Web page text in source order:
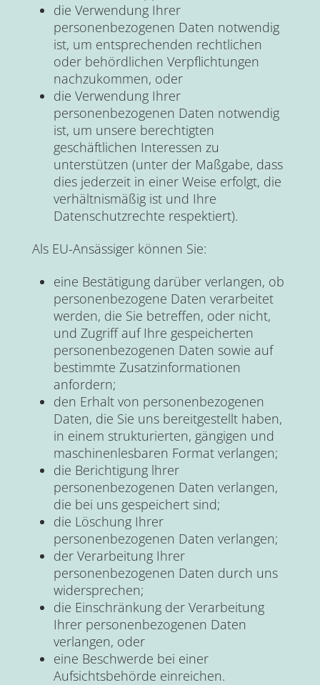
die Verwendung Ihrer
personenbezogenen Daten notwendig
ist, um entsprechenden rechtlichen
oder behördlichen Verpflichtungen
nachzukommen, oder
die Verwendung Ihrer
personenbezogenen Daten notwendig
ist, um unsere berechtigten
geschäftlichen Interessen zu
unterstützen (unter der Maßgabe, dass
dies jederzeit in einer Weise erfolgt, die
verhältnismäßig ist und Ihre
Datenschutzrechte respektiert).
Als EU-Ansässiger können Sie:
eine Bestätigung darüber verlangen, ob
personenbezogene Daten verarbeitet
werden, die Sie betreffen, oder nicht,
und Zugriff auf Ihre gespeicherten
personenbezogenen Daten sowie auf
bestimmte Zusatzinformationen
anfordern;
den Erhalt von personenbezogenen
Daten, die Sie uns bereitgestellt haben,
in einem strukturierten, gängigen und
maschinenlesbaren Format verlangen;
die Berichtigung lhrer
personenbezogenen Daten verlangen,
die bei uns gespeichert sind;
die Löschung Ihrer
personenbezogenen Daten verlangen;
der Verarbeitung Ihrer
personenbezogenen Daten durch uns
widersprechen;
die Einschränkung der Verarbeitung
Ihrer personenbezogenen Daten
verlangen, oder
eine Beschwerde bei einer
Aufsichtsbehörde einreichen.